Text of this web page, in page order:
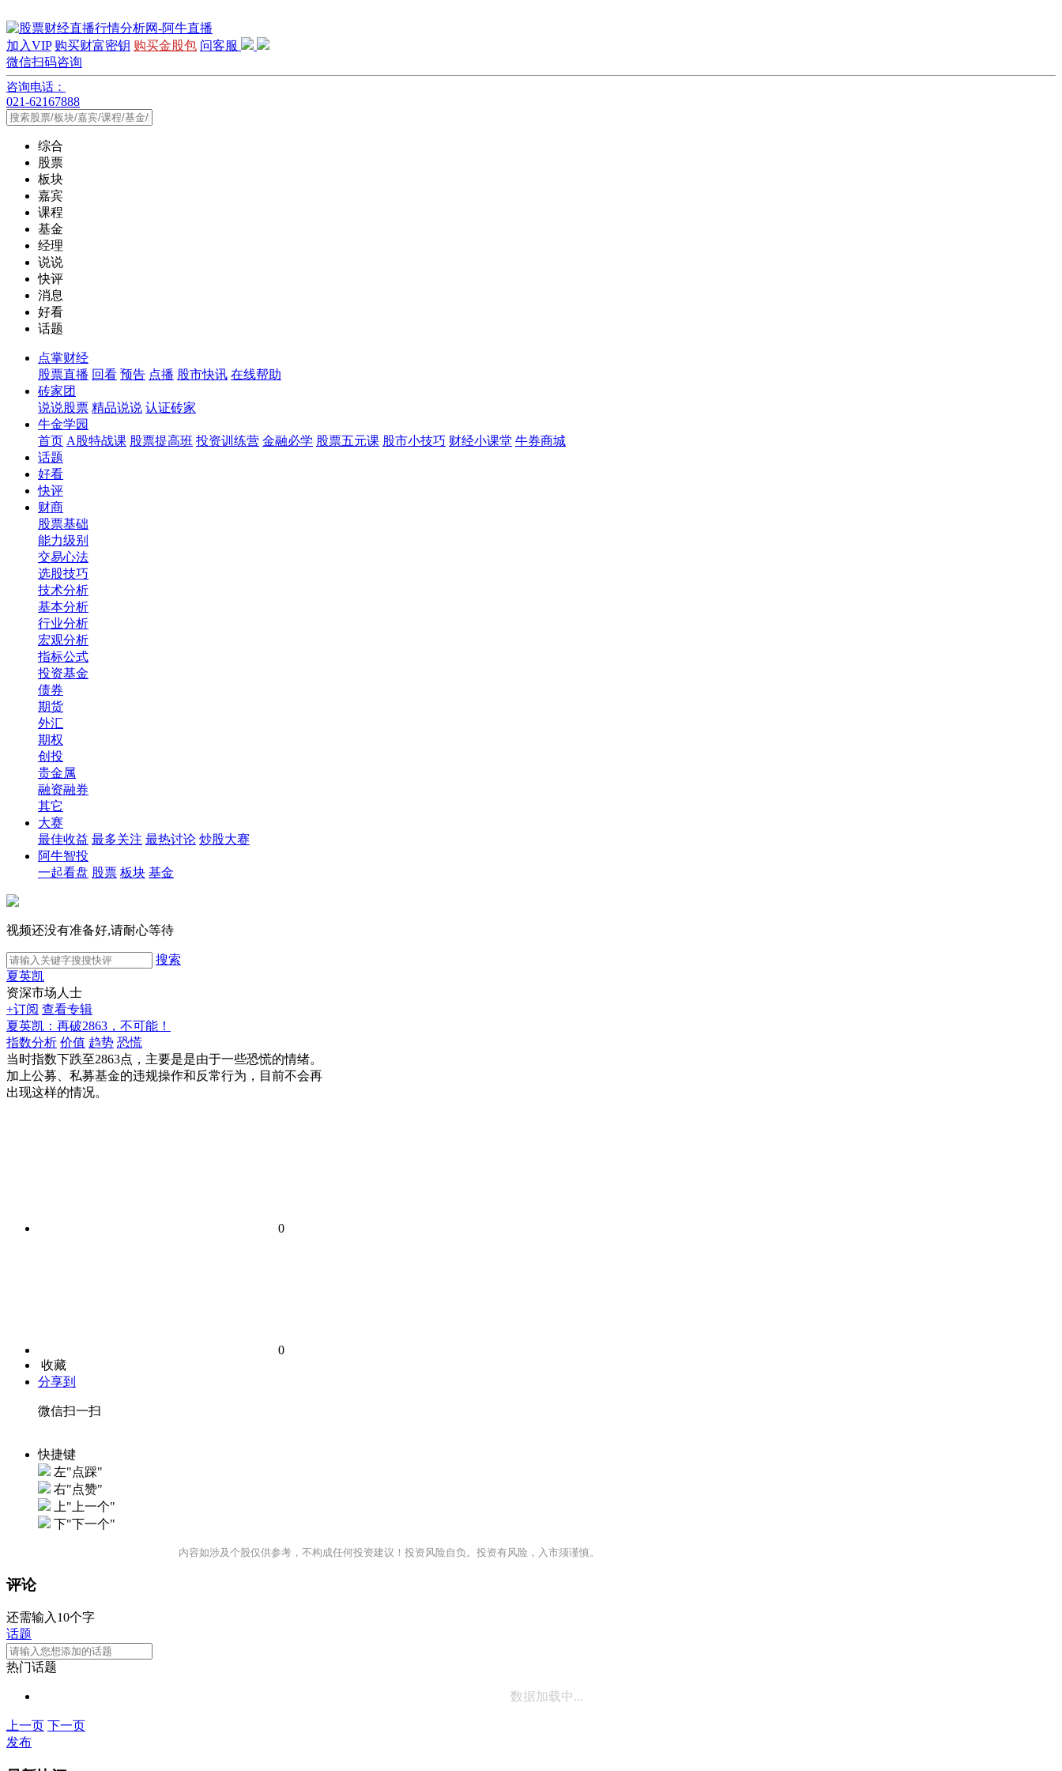
加入VIP 购买财富密钥 购买金股包 问客服
微信扫码咨询
咨询电话：
021-62167888
综合
股票
板块
嘉宾
课程
基金
经理
说说
快评
消息
好看
话题
点掌财经
股票直播 回看 预告 点播 股市快讯 在线帮助
砖家团
说说股票 精品说说 认证砖家
牛金学园
首页 A股特战课 股票提高班 投资训练营 金融必学 股票五元课 股市小技巧 财经小课堂 牛券商城
话题
好看
快评
财商
股票基础
能力级别
交易心法
选股技巧
技术分析
基本分析
行业分析
宏观分析
指标公式
投资基金
债券
期货
外汇
期权
创投
贵金属
融资融券
其它
大赛
最佳收益 最多关注 最热讨论 炒股大赛
阿牛智投
一起看盘 股票 板块 基金
视频还没有准备好,请耐心等待
搜索
夏英凯
资深市场人士
+订阅 查看专辑
夏英凯：再破2863，不可能！
指数分析 价值 趋势 恐慌
当时指数下跌至2863点，主要是是由于一些恐慌的情绪。
加上公募、私募基金的违规操作和反常行为，目前不会再
出现这样的情况。
0
0
收藏
分享到
微信扫一扫
快捷键
左"点踩"
右"点赞"
上"上一个"
下"下一个"
内容如涉及个股仅供参考，不构成任何投资建议！投资风险自负。投资有风险，入市须谨慎。
评论
还需输入10个字
话题
热门话题
数据加载中...
上一页 下一页
发布